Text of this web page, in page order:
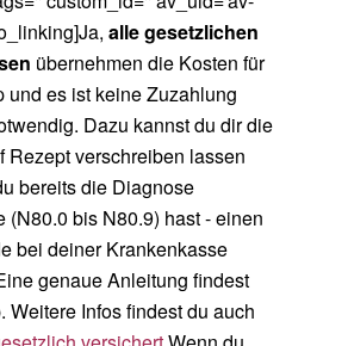
alle gesetzlichen
übernehmen die Kosten für
und es ist keine Zuzahlung
Dazu kannst du dir die
Rezept verschreiben lassen
bereits die Diagnose
(N80.0 bis N80.9) hast - einen
bei deiner Krankenkasse
genaue Anleitung findest
Weitere Infos findest du auch